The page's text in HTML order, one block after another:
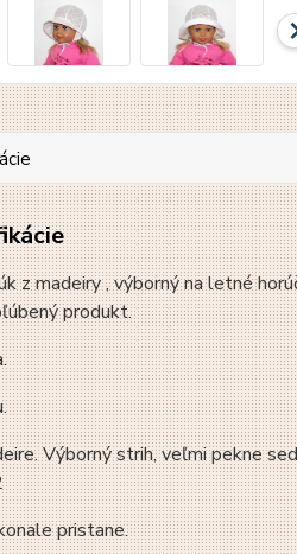
z madeiry , výborný na letné
produkt.
Výborný strih, veľmi pekne
pristane.